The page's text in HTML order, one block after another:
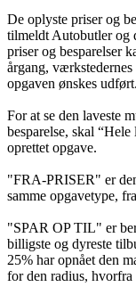
De oplyste priser og
tilmeldt Autobutler og
priser og besparelser
årgang,
opgaven ønskes udført.
For at se den laveste
besparelse, skal
oprettet opgave.
"FRA-PRISER" er
samme opgavetype,
"SPAR OP TIL" er
billigste og dyreste
25% har opnået den
for den radius,